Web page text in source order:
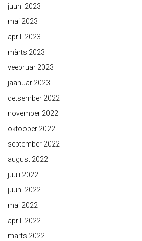
juuni 2023
mai 2023
aprill 2023
märts 2023
veebruar 2023
jaanuar 2023
detsember 2022
november 2022
oktoober 2022
september 2022
august 2022
juuli 2022
juuni 2022
mai 2022
aprill 2022
märts 2022